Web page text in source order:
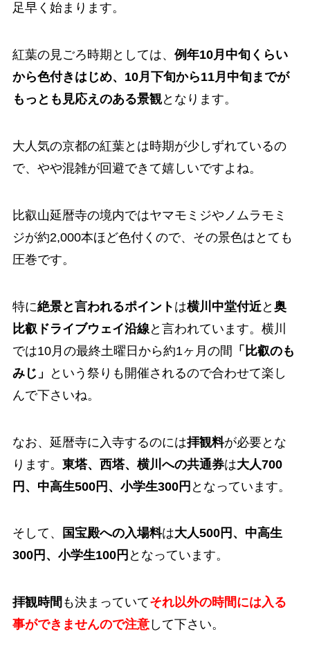
足早く始まります。
紅葉の見ごろ時期としては、 例年10月中旬くらい
から色付きはじめ、10月下旬から11月中旬までが
もっとも見応えのある景観となります。
大人気の京都の紅葉とは時期が少しずれているの
で、やや混雑が回避できて嬉しいですよね。
比叡山延暦寺の境内ではヤマモミジやノムラモミ
ジが約2,000本ほど色付くので、その景色はとても
圧巻です。
特に絶景と言われるポイント は横川中堂付近と 奥
比叡ドライブウェイ沿線 と言われています。横川
では10月の最終土曜日から約1ヶ月の間 「比叡のも
みじ」
という祭りも開催されるので合わせて楽し
んで下さいね。
なお、延暦寺に入寺するのには拝観料が必要とな
ります。 東塔、西塔、横川への共通券は大人700
円、中高生500円、小学生300円 となっています。
そして、 国宝殿への入場料は大人500円、中高生
300円、小学生100円 となっています。
拝観時間 も決まっていてそれ以外の時間には入る
事ができませんので注意して下さい。